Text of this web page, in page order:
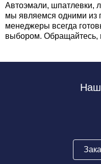
Автоэмали, шпатлевки,
мы являемся одними из
менеджеры всегда
выбором.